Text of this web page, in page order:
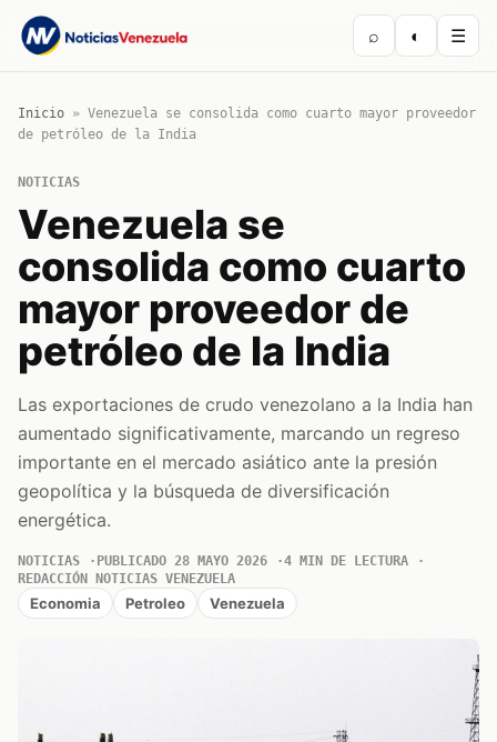
⌕ ◐ ☰
Inicio » Venezuela se consolida como cuarto mayor proveedor
de petróleo de la India
NOTICIAS
Venezuela se
consolida como cuarto
mayor proveedor de
petróleo de la India
Las exportaciones de crudo venezolano a la India han
aumentado significativamente, marcando un regreso
importante en el mercado asiático ante la presión
geopolítica y la búsqueda de diversificación
energética.
NOTICIAS PUBLICADO 28 MAYO 2026
4 MIN DE LECTURA
REDACCIÓN NOTICIAS VENEZUELA
Economia Petroleo Venezuela